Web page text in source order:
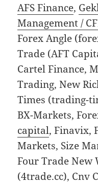
AFS Finance,
Management /
Forex Angle
Trade (AFT
Cartel Finance,
Trading, New
Times (trading-
BX-Markets,
capital, Finavix,
Markets, Size
Four Trade New
(4trade.cc), Cnv